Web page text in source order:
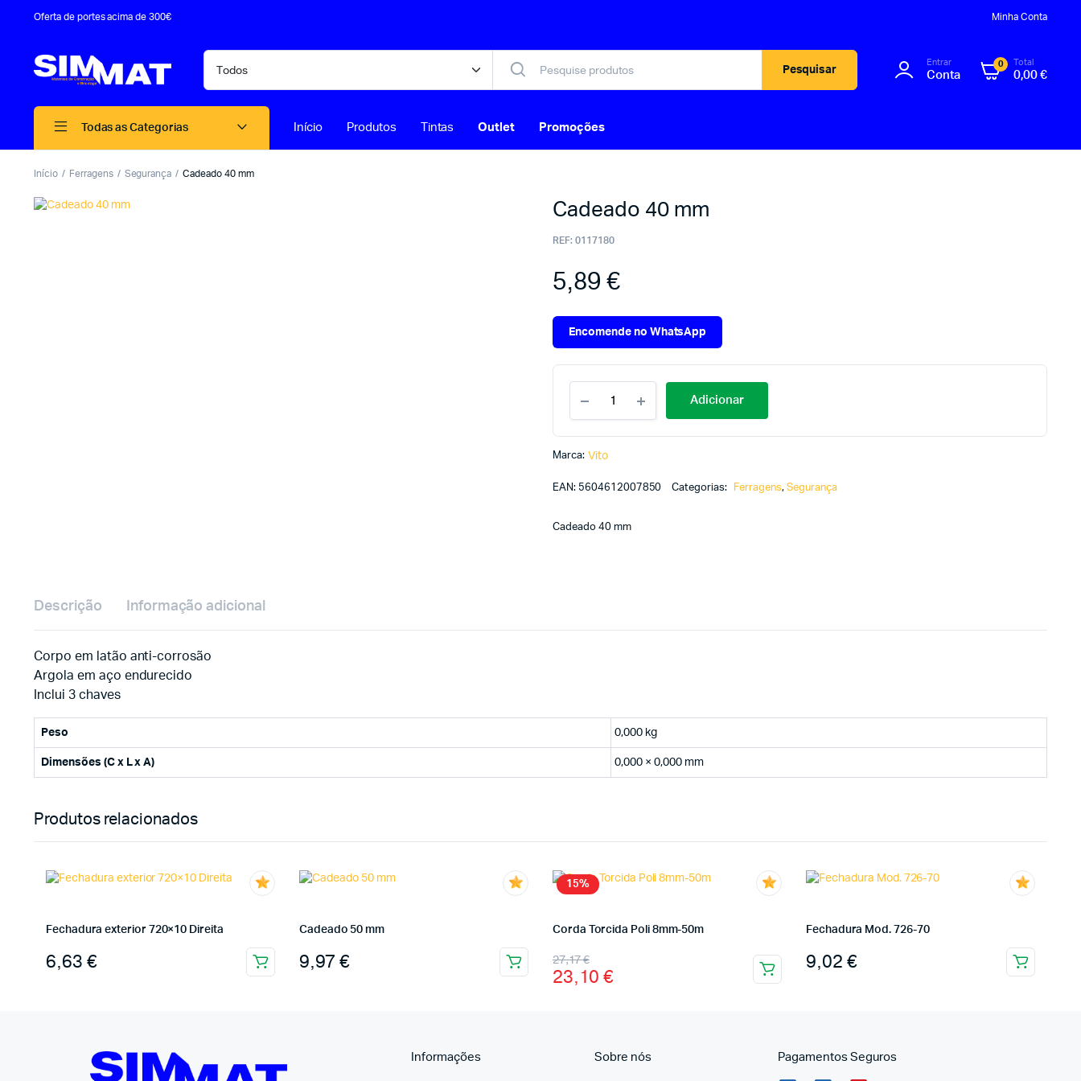
Oferta de portes acima de 300€ Minha Conta
Pesquisar
Entrar
Conta
0 Total
0,00€
Todas as Categorias Início Produtos Tintas Outlet Promoções
Início Ferragens Segurança Cadeado 40 mm
Cadeado 40 mm
REF: 0117180
5,89€
Encomende no WhatsApp
Adicionar
Marca: Vito
EAN: 5604612007850 Categorias: Ferragens, Segurança
Cadeado 40 mm
Descrição Informação adicional
Corpo em latão anti-corrosão
Argola em aço endurecido
Inclui 3 chaves
Peso 0,000 kg
Dimensões (C x L x A) 0,000 × 0,000 mm
Produtos relacionados
Fechadura exterior 720×10 Direita
6,63 €
Cadeado 50 mm
9,97 €
15%
Corda Torcida Poli 8mm-50m
27,17€
23,10 €
Fechadura Mod. 726-70
9,02 €
Informações Sobre nós Pagamentos Seguros